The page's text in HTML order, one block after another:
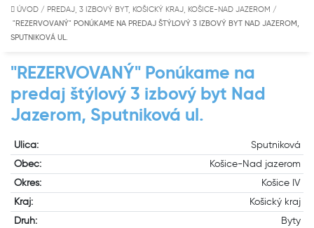
ÚVOD / PREDAJ, 3 IZBOVÝ BYT, KOŠICKÝ KRAJ, KOŠICE-NAD JAZEROM /
"REZERVOVANÝ" PONÚKAME NA PREDAJ ŠTÝLOVÝ 3 IZBOVÝ BYT NAD JAZEROM,
SPUTNIKOVÁ UL.
"REZERVOVANÝ" Ponúkame na
predaj štýlový 3 izbový byt Nad
Jazerom, Sputniková ul.
Ulica:
Sputniková
Obec:
Košice-Nad jazerom
Okres:
Košice IV
Kraj:
Košický kraj
Druh:
Byty